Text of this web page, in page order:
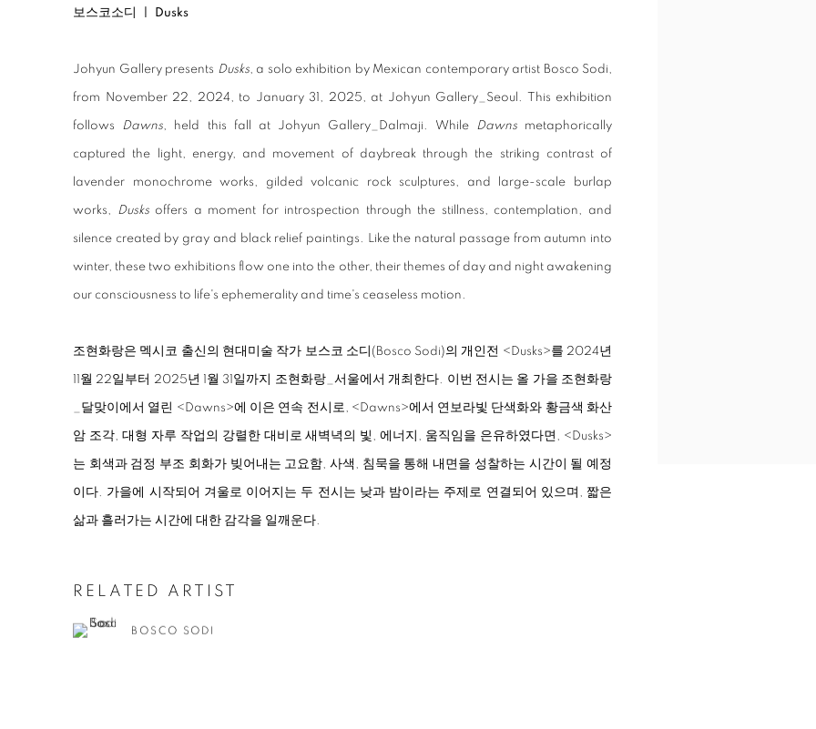
보스코소디 ㅣ Dusks
Johyun Gallery presents Dusks, a solo exhibition by Mexican contemporary artist Bosco Sodi,
from November 22, 2024, to January 31, 2025, at Johyun Gallery_Seoul. This exhibition
follows Dawns, held this fall at Johyun Gallery_Dalmaji. While Dawnsmetaphorically
captured the light, energy, and movement of daybreak through the striking contrast of
lavender monochrome works, gilded volcanic rock sculptures, and large-scale burlap
works, Dusksoffers a moment for introspection through the stillness, contemplation, and
silence created by gray and black relief paintings. Like the natural passage from autumn into
winter, these two exhibitions flow one into the other, their themes of day and night awakening
our consciousness to life's ephemerality and time's ceaseless motion.
조현화랑은 멕시코 출신의 현대미술 작가 보스코 소디(Bosco Sodi)의 개인전 < Dusks>를 2024년
11월 22일부터 2025년 1월 31일까지 조현화랑_서울에서 개최한다. 이번 전시는 올 가을 조현화랑
_달맞이에서 열린 < Dawns>에 이은 연속 전시로, < Dawns>에서 연보라빛 단색화와 황금색 화산
암 조각, 대형 자루 작업의 강렬한 대비로 새벽녁의 빛, 에너지, 움직임을 은유하였다면, < Dusks>
는 회색과 검정 부조 회화가 빚어내는 고요함, 사색, 침묵을 통해 내면을 성찰하는 시간이 될 예정
이다. 가을에 시작되어 겨울로 이어지는 두 전시는 낮과 밤이라는 주제로 연결되어 있으며, 짧은
삶과 흘러가는 시간에 대한 감각을 일깨운다.
RELATED ARTIST
BOSCO SODI